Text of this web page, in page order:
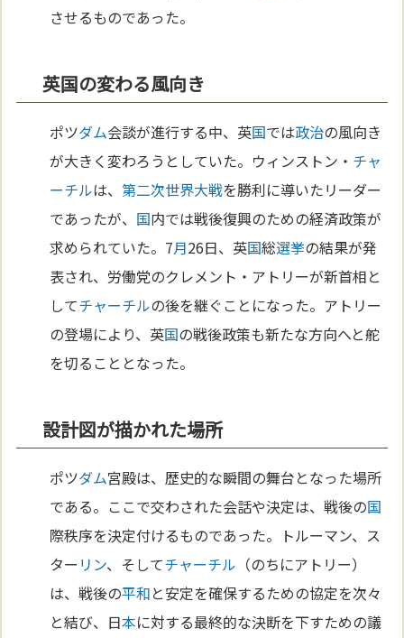
させるものであった。
英国の変わる風向き
ポツダム会談が進行する中、英国では政治の風向き
が大きく変わろうとしていた。ウィンストン・ チャ
ーチルは、第二次世界大戦を勝利に導いたリーダー
であったが、 国内では戦後復興のための経済政策が
求められていた。7月26日、英国総選挙の結果が発
表され、労働党のクレメント・アトリーが新首相と
してチャーチルの後を継ぐことになった。アトリー
の登場により、英国の戦後政策も新たな方向へと舵
を切ることとなった。
設計図が描かれた場所
ポツダム宮殿は、歴史的な瞬間の舞台となった場所
である。ここで交わされた会話や決定は、戦後の国
際秩序を決定付けるものであった。トルーマン、ス
ター リン、そしてチャーチル （のちにアトリー）
は、戦後の平和と安定を確保するための協定を次々
と結び、日本に対する最終的な決断を下すための議